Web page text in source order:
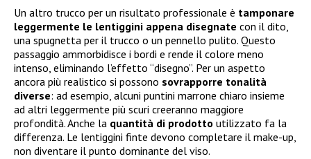
Un altro trucco per un risultato professionale è tamponare
leggermente le lentiggini appena disegnate con il dito,
una spugnetta per il trucco o un pennello pulito. Questo
passaggio ammorbidisce i bordi e rende il colore meno
intenso, eliminando l’effetto “disegno”. Per un aspetto
ancora più realistico si possono sovrapporre tonalità
diverse: ad esempio, alcuni puntini marrone chiaro insieme
ad altri leggermente più scuri creeranno maggiore
profondità. Anche la quantità di prodotto utilizzato fa la
differenza. Le lentiggini finte devono completare il make-up,
non diventare il punto dominante del viso.